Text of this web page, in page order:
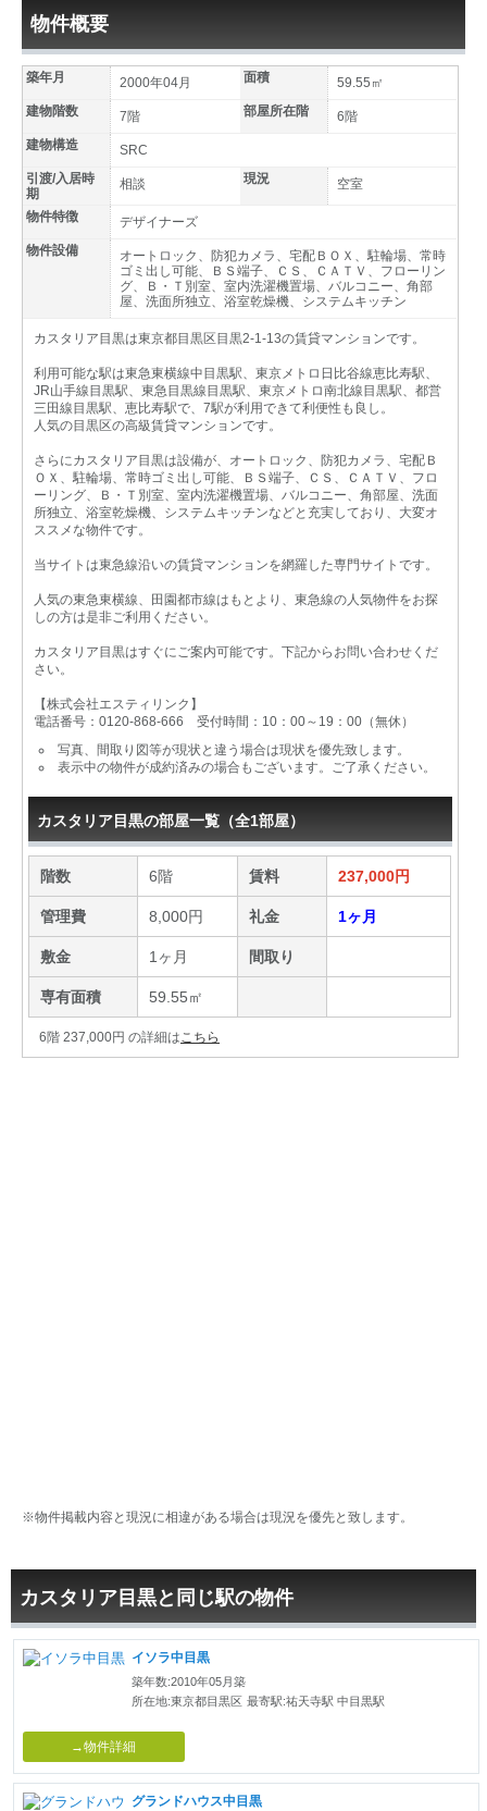
物件概要
築年月 2000年04月 面積
59.55㎡
建物階数
7階 部屋所在階
6階
建物構造
SRC
引渡/入居時
期
相談 現況 空室
物件特徴
デザイナーズ
物件設備
オートロック、防犯カメラ、宅配ＢＯＸ、駐輪場、常時
ゴミ出し可能、ＢＳ端子、ＣＳ、ＣＡＴＶ、フローリン
グ、Ｂ・Ｔ別室、室内洗濯機置場、バルコニー、角部
屋、洗面所独立、浴室乾燥機、システムキッチン
カスタリア目黒は東京都目黒区目黒2-1-13の賃貸マンションです。
利用可能な駅は東急東横線中目黒駅、東京メトロ日比谷線恵比寿駅、
JR山手線目黒駅、東急目黒線目黒駅、東京メトロ南北線目黒駅、都営
三田線目黒駅、恵比寿駅で、7駅が利用できて利便性も良し。
人気の目黒区の高級賃貸マンションです。
さらにカスタリア目黒は設備が、オートロック、防犯カメラ、宅配Ｂ
ＯＸ、駐輪場、常時ゴミ出し可能、ＢＳ端子、ＣＳ、ＣＡＴＶ、フロ
ーリング、Ｂ・Ｔ別室、室内洗濯機置場、バルコニー、角部屋、洗面
所独立、浴室乾燥機、システムキッチンなどと充実しており、大変オ
ススメな物件です。
当サイトは東急線沿いの賃貸マンションを網羅した専門サイトです。
人気の東急東横線、田園都市線はもとより、東急線の人気物件をお探
しの方は是非ご利用ください。
カスタリア目黒はすぐにご案内可能です。下記からお問い合わせくだ
さい。
【株式会社エスティリンク】
電話番号：0120-868-666 受付時間：10：00～19：00（無休）
写真、間取り図等が現状と違う場合は現状を優先致します。
表示中の物件が成約済みの場合もございます。ご了承ください。
カスタリア目黒の部屋一覧（全1部屋）
階数 6階 賃料 237,000円
管理費 8,000円 礼金 1ヶ月
敷金 1ヶ月 間取り
専有面積 59.55㎡
6階 237,000円 の詳細は こちら
※物件掲載内容と現況に相違がある場合は現況を優先と致します。
カスタリア目黒と同じ駅の物件
イソラ中目黒
築年数:2010年05月築
所在地:東京都目黒区 最寄駅:祐天寺駅 中目黒駅
→物件詳細
グランドハウス中目黒